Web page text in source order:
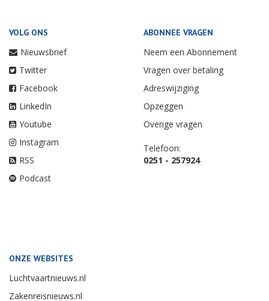
VOLG ONS
Nieuwsbrief
Twitter
Facebook
LinkedIn
Youtube
Instagram
RSS
Podcast
ABONNEE VRAGEN
Neem een Abonnement
Vragen over betaling
Adreswijziging
Opzeggen
Overige vragen
Telefoon:
0251 - 257924
ONZE WEBSITES
Luchtvaartnieuws.nl
Zakenreisnieuws.nl